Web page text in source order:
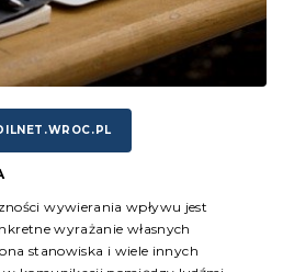
wywierania wpływu jest
wyrażanie własnych
stanowiska i wiele innych